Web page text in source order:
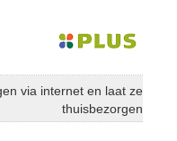
via internet en laat ze
thuisbezorgen